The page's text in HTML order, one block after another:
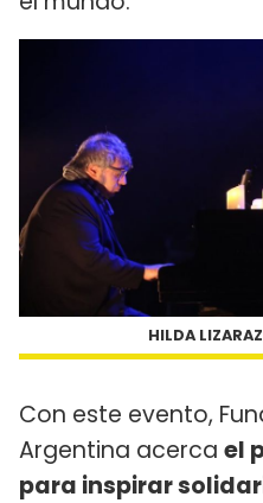
HILDA
Con este evento,
Argentina acerca el
para inspirar